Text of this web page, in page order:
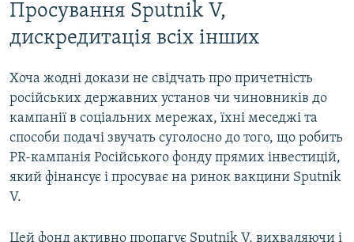
Просування Sputnik V,
дискредитація всіх інших
Хоча жодні докази не свідчать про причетність
російських державних установ чи чиновників до
кампанії в соціальних мережах, їхні меседжі та
способи подачі звучать суголосно до того, що робить
PR-кампанія Російського фонду прямих інвестицій,
який фінансує і просуває на ринок вакцини Sputnik
V.
Цей фонд активно пропагує Sputnik V, вихваляючи і